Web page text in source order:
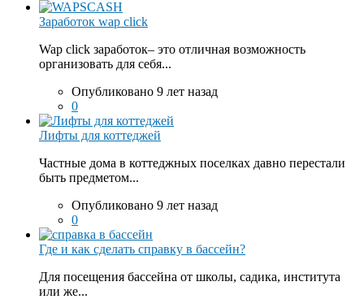
Заработок wap click
Wap click заработок– это отличная возможность
организовать для себя...
Опубликовано 9 лет назад
0
Лифты для коттеджей
Частные дома в коттеджных поселках давно перестали
быть предметом...
Опубликовано 9 лет назад
0
Где и как сделать справку в бассейн?
Для посещения бассейна от школы, садика, института
или же...